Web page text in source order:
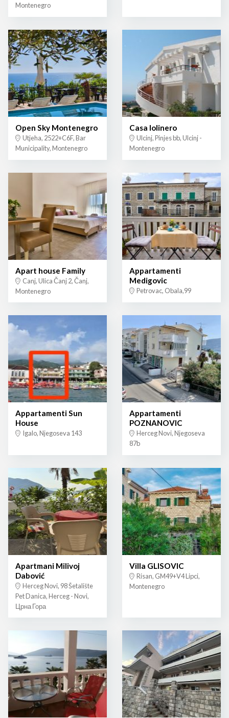
Montenegro
Open Sky Montenegro
Utjeha, 2522+C6F, Bar
Municipality, Montenegro
Casa lolinero
Ulcinj, Pinjes bb, Ulcinj -
Montenegro
Apart house Family
Canj, Ulica Čanj 2, Čanj,
Montenegro
Appartamenti
Medigovic
Petrovac, Obala,99
Appartamenti Sun
House
Igalo, Njegoseva 143
Appartamenti
POZNANOVIC
Herceg Novi, Njegoseva
87b
Apartmani Milivoj
Dabović
Herceg Novi, 98 Šetalište
Pet Danica, Herceg - Novi,
Црна Гора
Villa GLISOVIC
Risan, GM49+V4 Lipci,
Montenegro